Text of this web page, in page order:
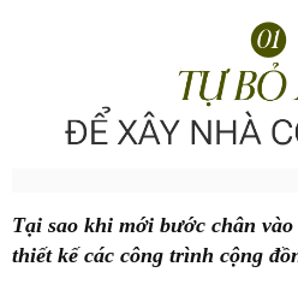
Tại sao khi mới bước chân
thiết kế các công trình cộng